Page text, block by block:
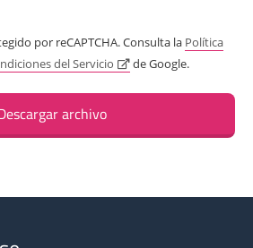
por reCAPTCHA. Consulta la Política
del Servicio de Google.